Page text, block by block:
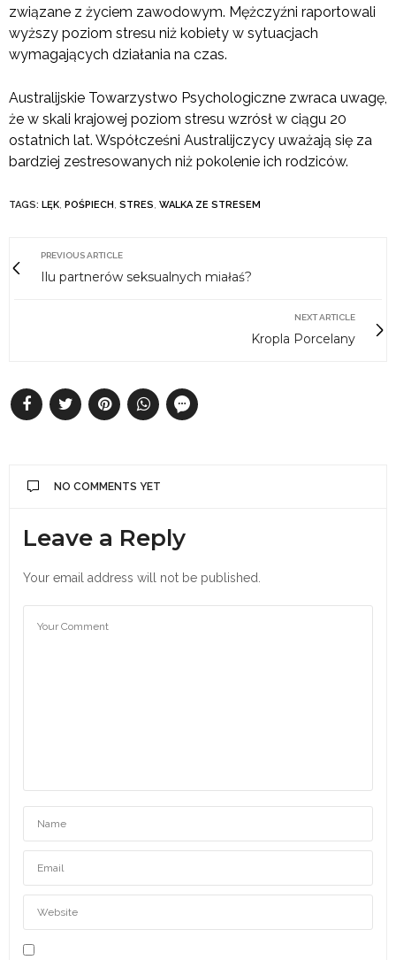
związane z życiem zawodowym. Mężczyźni raportowali
wyższy poziom stresu niż kobiety w sytuacjach
wymagających działania na czas.
Australijskie Towarzystwo Psychologiczne zwraca uwagę,
że w skali krajowej poziom stresu wzrósł w ciągu 20
ostatnich lat. Współcześni Australijczycy uważają się za
bardziej zestresowanych niż pokolenie ich rodziców.
TAGS: LĘK, POŚPIECH, STRES, WALKA ZE STRESEM
PREVIOUS ARTICLE
Ilu partnerów seksualnych miałaś?
NEXT ARTICLE
Kropla Porcelany
NO COMMENTS YET
Leave a Reply
Your email address will not be published.